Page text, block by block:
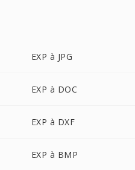
EXP à JPG
EXP à DOC
EXP à DXF
EXP à BMP